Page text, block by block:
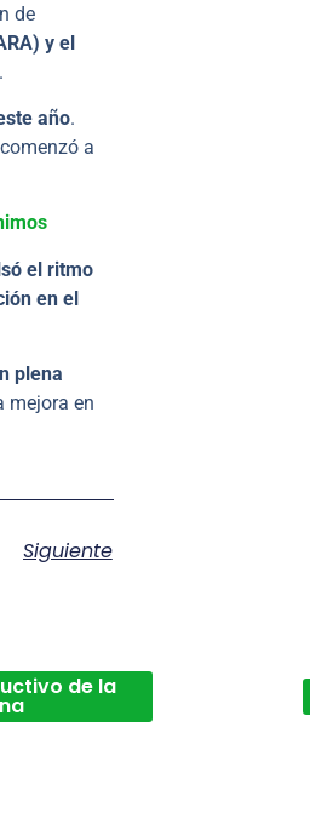
de
y el
año.
a
el ritmo
en el
plena
mejora en
Siguiente
de la